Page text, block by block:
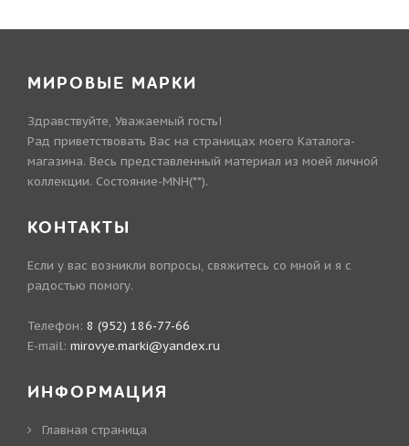
МИРОВЫЕ МАРКИ
Здравствуйте, Уважаемый гость!
Рад приветствовать Вас на страницах моего Каталога-
магазина. Весь представленный материал из моей личной
коллекции. Состояние-MNH(**).
КОНТАКТЫ
Если у вас возникли вопросы, свяжитесь со мной и я с
радостью помогу.
Телефон: 8 (952) 186-77-66
E-mail: mirovye.marki@yandex.ru
ИНФОРМАЦИЯ
Главная страница